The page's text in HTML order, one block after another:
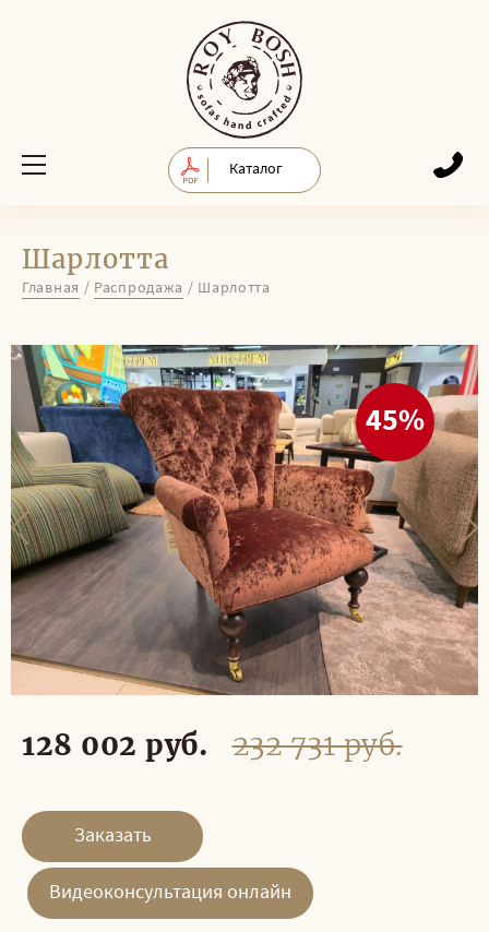
Каталог
Шарлотта
Главная / Распродажа / Шарлотта
45%
128 002 руб. 232 731 руб.
Заказать
Видеоконсультация онлайн